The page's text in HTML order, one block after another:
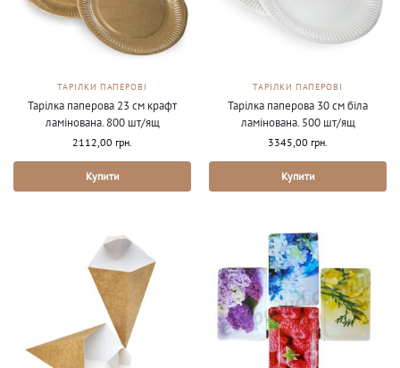
ТАРІЛКИ ПАПЕРОВІ
Тарілка паперова 23 см крафт
ламінована. 800 шт/ящ
2112,00 грн.
Купити
ТАРІЛКИ ПАПЕРОВІ
Тарілка паперова 30 см біла
ламінована. 500 шт/ящ
3345,00 грн.
Купити